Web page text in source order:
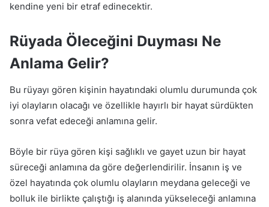
kendine yeni bir etraf edinecektir.
Rüyada Öleceğini Duyması Ne
Anlama Gelir?
Bu rüyayı gören kişinin hayatındaki olumlu durumunda çok
iyi olayların olacağı ve özellikle hayırlı bir hayat sürdükten
sonra vefat edeceği anlamına gelir.
Böyle bir rüya gören kişi sağlıklı ve gayet uzun bir hayat
süreceği anlamına da göre değerlendirilir. İnsanın iş ve
özel hayatında çok olumlu olayların meydana geleceği ve
bolluk ile birlikte çalıştığı iş alanında yükseleceği anlamına